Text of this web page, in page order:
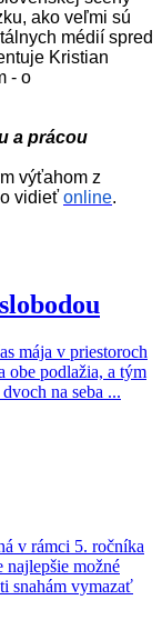
ako veľmi sú
médií spred
Kristian
- o
a prácou
výťahom z
vidieť online.
mája v priestoroch
obe podlažia, a tým
na seba ...
v rámci 5. ročníka
možné
snahám vymazať